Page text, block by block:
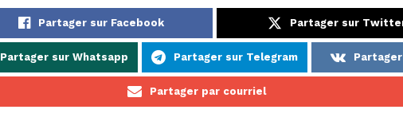
Partager sur Facebook Partager sur
Partager sur Whatsapp Partager sur Telegram
Partager par courriel